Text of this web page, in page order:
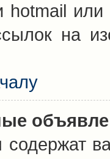
hotmail
на
содержат